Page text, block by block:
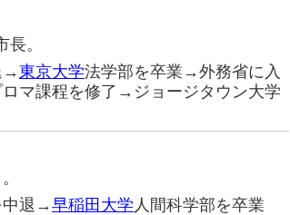
。
→東京大学法学部を卒業→外務省に入
マ課程を修了→ジョージタウン大学
中退→早稲田大学 人間科学部を卒業